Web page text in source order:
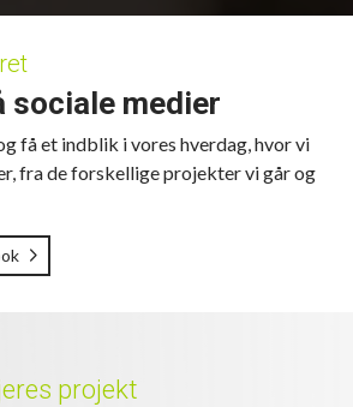
sociale medier
få et indblik i vores hverdag, hvor vi
fra de forskellige projekter vi går og
projekt